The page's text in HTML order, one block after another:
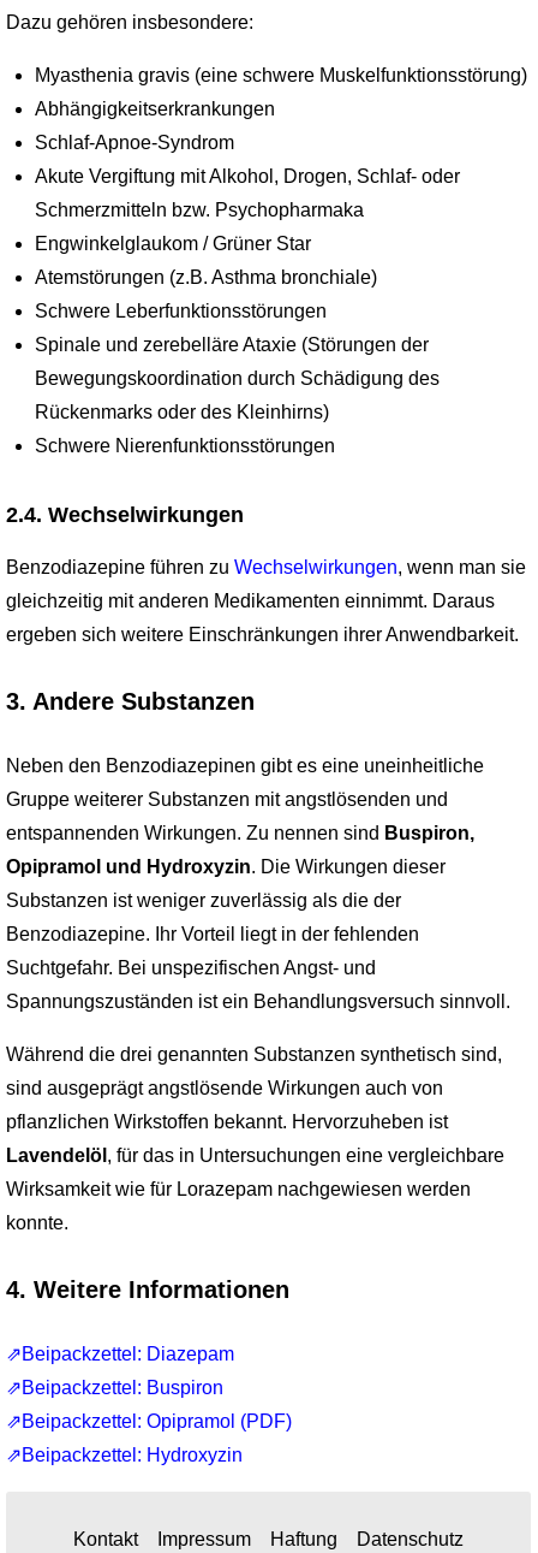
Dazu gehören insbesondere:
Myasthenia gravis (eine schwere Muskelfunktionsstörung)
Abhängigkeitserkrankungen
Schlaf-Apnoe-Syndrom
Akute Vergiftung mit Alkohol, Drogen, Schlaf- oder
Schmerzmitteln bzw. Psychopharmaka
Engwinkelglaukom / Grüner Star
Atemstörungen (z.B. Asthma bronchiale)
Schwere Leberfunktionsstörungen
Spinale und zerebelläre Ataxie (Störungen der
Bewegungskoordination durch Schädigung des
Rückenmarks oder des Kleinhirns)
Schwere Nierenfunktionsstörungen
2.4. Wechselwirkungen
Benzodiazepine führen zu Wechselwirkungen, wenn man sie
gleichzeitig mit anderen Medikamenten einnimmt. Daraus
ergeben sich weitere Einschränkungen ihrer Anwend­barkeit.
3. Andere Substanzen
Neben den Benzodiazepinen gibt es eine uneinheitliche
Gruppe weiterer Substanzen mit angstlösenden und
entspannenden Wirkungen. Zu nennen sind Buspiron,
Opipramol und Hydroxyzin. Die Wirkungen dieser
Substanzen ist weniger zuverlässig als die der
Benzodiazepine. Ihr Vorteil liegt in der fehlenden
Suchtgefahr. Bei unspezifischen Angst- und
Spannungszuständen ist ein Behandlungsversuch sinnvoll.
Während die drei genannten Substanzen synthetisch sind,
sind ausgeprägt angst­lösende Wirkungen auch von
pflanzlichen Wirkstoffen bekannt. Hervorzuheben ist
Lavendelöl , für das in Untersuchungen eine vergleichbare
Wirksamkeit wie für Lora­zepam nachgewiesen werden
konnte.
4. Weitere Informationen
⇗Beipackzettel: Diazepam
⇗Beipackzettel: Buspiron
⇗Beipackzettel: Opipramol (PDF)
⇗Beipackzettel: Hydroxyzin
Kontakt Impressum Haftung Datenschutz